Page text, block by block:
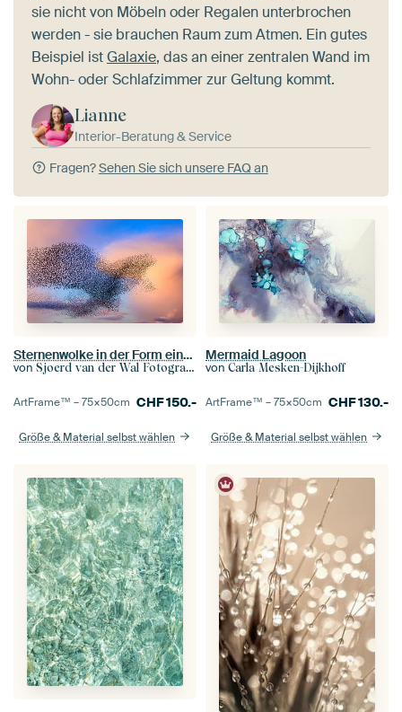
sie nicht von Möbeln oder Regalen unterbrochen
werden - sie brauchen Raum zum Atmen. Ein gutes
Beispiel istGalaxie, das an einer zentralen Wand im
Wohn- oder Schlafzimmer zur Geltung kommt.
Lianne
Interior-Beratung & Service
Fragen?Sehen Sie sich unsere FAQ an
Sternenwolke in der Form eines Adlers
von Sjoerd van der Wal Fotografie
ArtFrame™ –75×50cm CHF150.-
Größe & Material selbst wählen
Mermaid Lagoon
von Carla Mesken-Dijkhoff
ArtFrame™ –75×50cm CHF130.-
Größe & Material selbst wählen